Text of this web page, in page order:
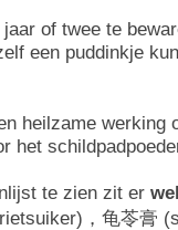
of twee te
een puddinkje
heilzame werking
het
te zien zit er
，龟苓膏